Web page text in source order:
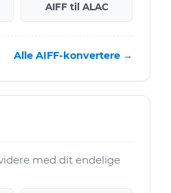
AIFF til ALAC
Alle AIFF-konvertere →
med dit endelige